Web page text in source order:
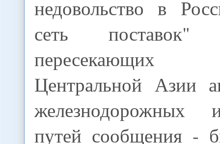
недовольство в
сеть
пересекающих
Центральной Азии
железнодорожных
путей сообщения -